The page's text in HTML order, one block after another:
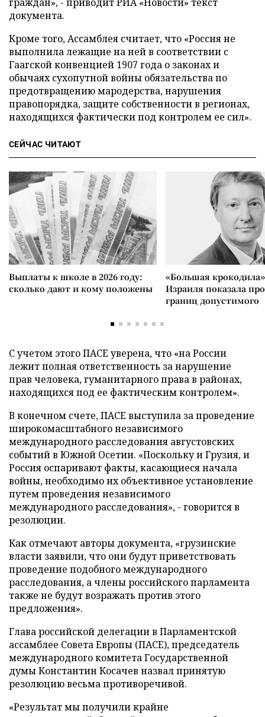
документа.
Кроме того, Ассамблея считает, что «Россия не
выполнила лежащие на ней в соответствии с
Гаагской конвенцией 1907 года о законах и
обычаях сухопутной войны обязательства по
предотвращению мародерства, нарушения
правопорядка, защите собственности в регионах,
находящихся фактически под контролем ее сил».
СЕЙЧАС ЧИТАЮТ
Выплаты к школе в 2026 году:
сколько дают и кому положены
«Большая
Израиля показала
границ допустимого
С учетом этого ПАСЕ уверена, что «на России
лежит полная ответственность за нарушение
прав человека, гуманитарного права в районах,
находящихся под ее фактическим контролем».
В конечном счете, ПАСЕ выступила за проведение
широкомасштабного независимого
международного расследования августовских
событий в Южной Осетии. «Поскольку и Грузия, и
Россия оспаривают факты, касающиеся начала
войны, необходимо их объективное установление
путем проведения независимого
международного расследования», - говорится в
резолюции.
Как отмечают авторы документа, «грузинские
власти заявили, что они будут приветствовать
проведение подобного международного
расследования, а члены российского парламента
также не будут возражать против этого
предложения».
Глава российской делегации в Парламентской
ассамблее Совета Европы (ПАСЕ), председатель
международного комитета Государственной
думы Константин Косачев назвал принятую
резолюцию весьма противоречивой.
«Результат мы получили крайне